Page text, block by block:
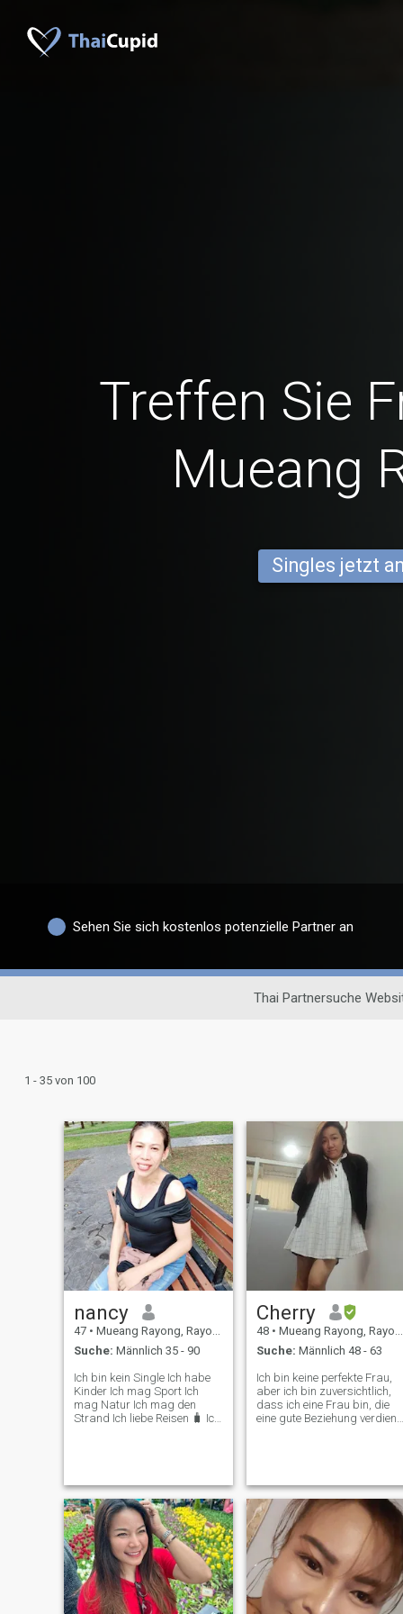
Treffen Sie
Mueang
Singles jetzt
Sehen Sie sich kostenlos potenzielle Partner an
Thai Partnersuche
1 - 35 von 100
nancy
47 • Mueang Rayong, Rayong, Thailand
Suche: Männlich 35 - 90
Ich bin kein Single Ich habe
Kinder Ich mag Sport Ich
mag Natur Ich mag den
Strand Ich liebe Reisen 🧳 Ich
heiraten Mack Familie mit
einem Ausländer, der mir
egal ist Ich bin kein guter
Gesundheitsfan, aber ich bin
ein guter Gesundheitsfan,
und ich bin ein guter
Gesundheitsmann und ich
kann mich lieben, einfach
heiraten und mit mir leben.
Ich sehe wirklich ernsthafte
Cherry
48 • Mueang Rayong, Rayong, Thailand
Suche: Männlich 48 - 63
Ich bin keine perfekte Frau,
aber ich bin zuversichtlich,
dass ich eine Frau bin, die
eine gute Beziehung verdient.
zusammen sein will, dann
wünsche ich mir, dass er
mich genug liebt, um
Rücksicht auf meine Gefühle
zu nehmen, sich um sie zu
kümmern, das ist Ich bin
nicht gut im Lächeln, aber
habe eine katzenartige
Persönlichkeit. Ich verstehe
die Menschen um mich